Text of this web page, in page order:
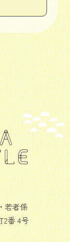
若者係
2番 4号